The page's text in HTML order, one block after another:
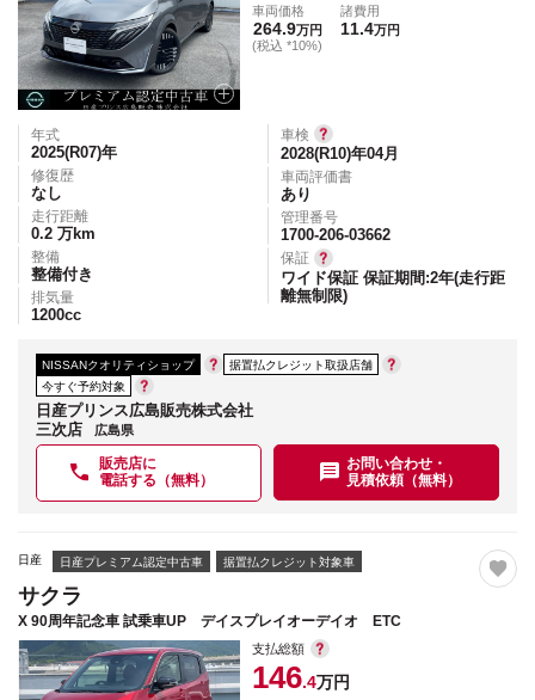
車両価格
264.9万円
(税込 *10%)
諸費用
11.4万円
年式
2025(R07)年
修復歴
なし
走行距離
0.2 万km
整備
整備付き
排気量
1200cc
車検
2028(R10)年04月
車両評価書
あり
管理番号
1700-206-03662
保証
ワイド保証 保証期間:2年(走行距
離無制限)
NISSANクオリティショップ
据置払クレジット取扱店舗
今すぐ予約対象
日産プリンス広島販売株式会社
三次店
広島県
販売店に
電話する（無料）
お問い合わせ・
見積依頼（無料）
日産 日産プレミアム認定中古車 据置払クレジット対象車
サクラ
X 90周年記念車 試乗車UP デイスプレイオーデイオ ETC
支払総額
146.4万円